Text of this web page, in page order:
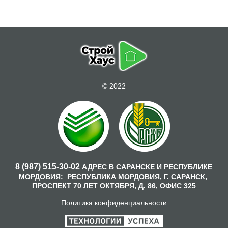
© 2022
8 (987) 515-30-02 АДРЕС В САРАНСКЕ И РЕСПУБЛИКЕ
МОРДОВИЯ:
РЕСПУБЛИКА МОРДОВИЯ, Г. САРАНСК,
ПРОСПЕКТ 70 ЛЕТ ОКТЯБРЯ, Д. 86, ОФИС 325
Политика конфиденциальности